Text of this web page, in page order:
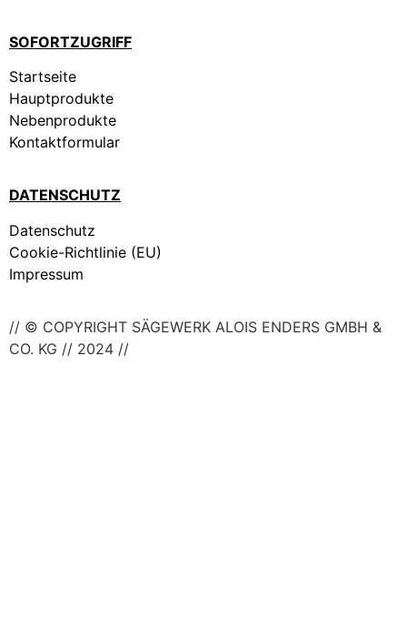
SOFORTZUGRIFF
Startseite
Hauptprodukte
Nebenprodukte
Kontaktformular
DATENSCHUTZ
Datenschutz
Cookie-Richtlinie (EU)
Impressum
// © COPYRIGHT SÄGEWERK ALOIS ENDERS GMBH &
CO. KG // 2024 //